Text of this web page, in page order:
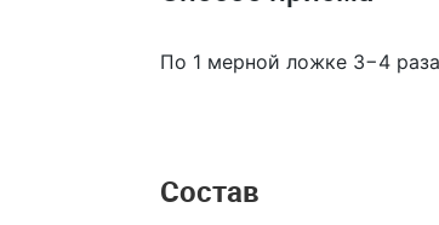
По 1 мерной ложке 3−4
Состав